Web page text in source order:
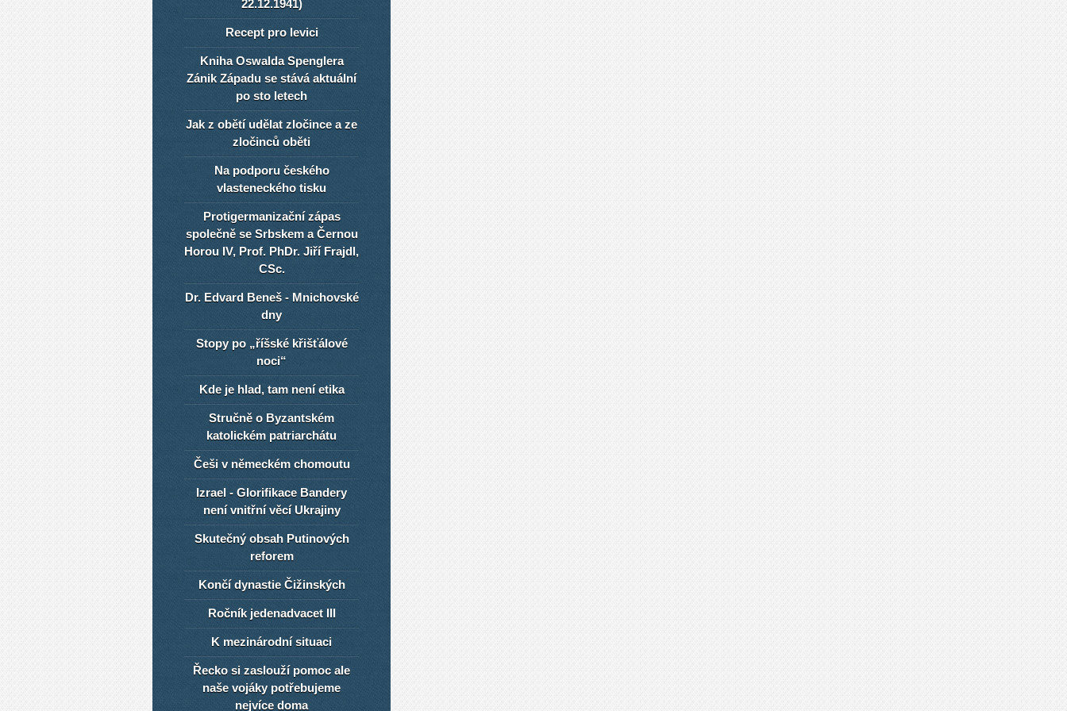
22.12.1941)
Recept pro levici
Kniha Oswalda Spenglera
Zánik Západu se stává aktuální
po sto letech
Jak z obětí udělat zločince a ze
zločinců oběti
Na podporu českého
vlasteneckého tisku
Protigermanizační zápas
společně se Srbskem a Černou
Horou IV, Prof. PhDr. Jiří Frajdl,
CSc.
Dr. Edvard Beneš - Mnichovské
dny
Stopy po „říšské křišťálové
noci“
Kde je hlad, tam není etika
Stručně o Byzantském
katolickém patriarchátu
Češi v německém chomoutu
Izrael - Glorifikace Bandery
není vnitřní věcí Ukrajiny
Skutečný obsah Putinových
reforem
Končí dynastie Čižinských
Ročník jedenadvacet III
K mezinárodní situaci
Řecko si zaslouží pomoc ale
naše vojáky potřebujeme
nejvíce doma